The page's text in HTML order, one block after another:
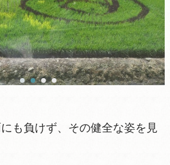
も負けず、その健全な姿を見